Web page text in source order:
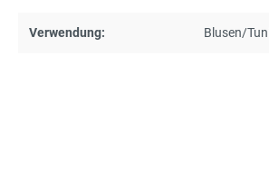
Verwendung: Blusen/